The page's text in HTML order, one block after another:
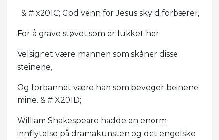
& # x201C; God venn for Jesus skyld forbærer,
For å grave støvet som er lukket her.
Velsignet være mannen som skåner disse
steinene,
Og forbannet være han som beveger beinene
mine. & # X201D;
William Shakespeare hadde en enorm
innflytelse på dramakunsten og det engelske